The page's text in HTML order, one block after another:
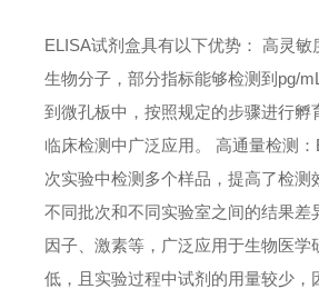
ELISA试剂盒具有以下优势： 高灵
生物分子，部分指标能够检测到pg/
到微孔板中，按照规定的步骤进行
临床检测中广泛应用。 高通量检测
次实验中检测多个样品，提高了检
不同批次和不同实验室之间的结果
因子、激素等，广泛应用于生物医
低，且实验过程中试剂的用量较少